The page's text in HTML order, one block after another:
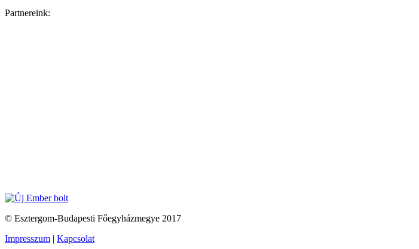
Partnereink:
© Esztergom-Budapesti Főegyházmegye 2017
Impresszum | Kapcsolat